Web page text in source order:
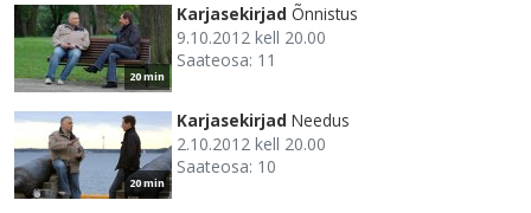
20 min
Karjasekirjad Õnnistus
9.10.2012 kell 20.00
Saateosa: 11
20 min
Karjasekirjad Needus
2.10.2012 kell 20.00
Saateosa: 10